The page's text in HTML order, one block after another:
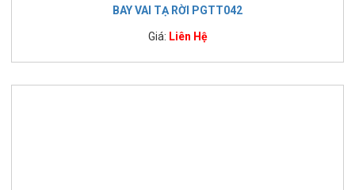
BAY VAI TẠ RỜI PGTT042
Giá: Liên Hệ